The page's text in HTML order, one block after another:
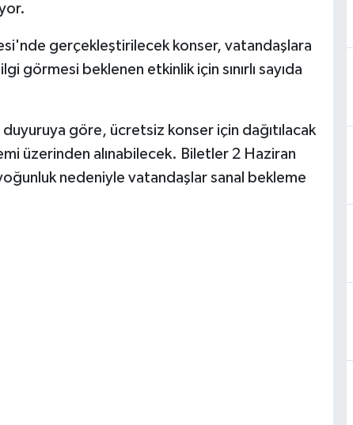
gerçekleştirilecek konser, vatandaşlara
görmesi beklenen etkinlik için sınırlı sayıda
göre, ücretsiz konser için dağıtılacak
üzerinden alınabilecek. Biletler 2 Haziran
nedeniyle vatandaşlar sanal bekleme